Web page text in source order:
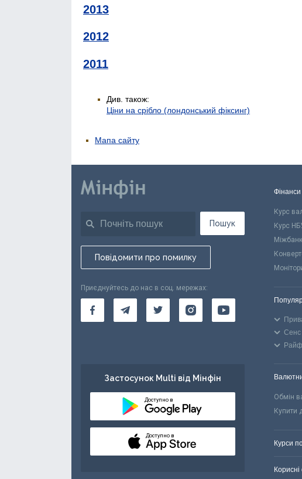
2013
2012
2011
Див. також:
Ціни на срібло (лондонський фіксинг)
Мапа сайту
Пошук
Повідомити про помилку
Приєднуйтесь до нас в соц. мережах:
Застосунок Multi від Мінфін
Доступно в
Доступно в
Фінанси
Курс
Курс
Міжбанк
Сенс
Обмін
Купити
Курси
Корисні